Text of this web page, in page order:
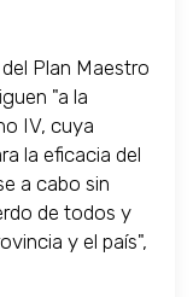
Plan Maestro
"a la
IV, cuya
la eficacia del
a cabo sin
de todos y
y el país",